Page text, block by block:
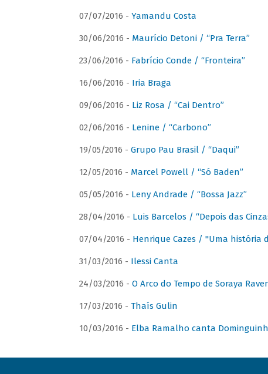
07/07/2016 - Yamandu Costa
30/06/2016 - Maurício Detoni / “Pra Terra”
23/06/2016 - Fabrício Conde / “Fronteira”
16/06/2016 - Iria Braga
09/06/2016 - Liz Rosa / “Cai Dentro”
02/06/2016 - Lenine / “Carbono”
19/05/2016 - Grupo Pau Brasil / “Daqui”
12/05/2016 - Marcel Powell / “Só Baden”
05/05/2016 - Leny Andrade / “Bossa Jazz”
28/04/2016 - Luis Barcelos / “Depois das
07/04/2016 - Henrique Cazes / "Uma história
31/03/2016 - Ilessi Canta
24/03/2016 - O Arco do Tempo de Soraya
17/03/2016 - Thaís Gulin
10/03/2016 - Elba Ramalho canta